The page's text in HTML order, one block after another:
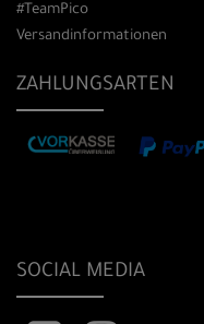
#TeamPico
Versandinformationen
ZAHLUNGSARTEN
SOCIAL MEDIA